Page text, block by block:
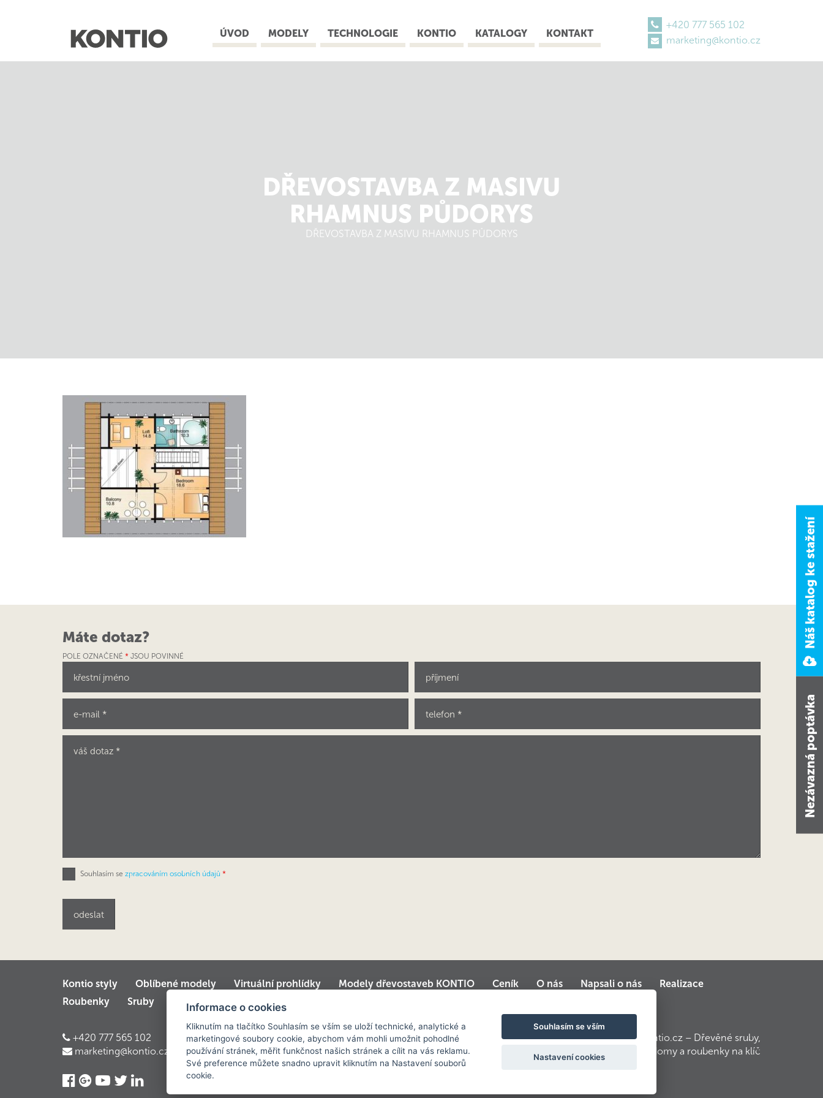
ÚVOD MODELY TECHNOLOGIE KONTIO KATALOGY KONTAKT
+420 777 565 102
marketing@kontio.cz
DŘEVOSTAVBA Z MASIVU
RHAMNUS PŮDORYS
DŘEVOSTAVBA Z MASIVU RHAMNUS PŮDORYS
Nezávazná poptávka
Náš katalog ke stažení
Máte dotaz?
POLE OZNAČENÉ * JSOU POVINNÉ
Souhlasím se zpracováním osobních údajů *
Kontio styly Oblíbené modely Virtuální prohlídky Modely dřevostaveb KONTIO Ceník O nás Napsali o nás
Realizace
Roubenky
Sruby Velké luxusní srubové domy
+420 777 565 102
marketing@kontio.cz
© 2010 – 2017 Kontio.cz – Dřevěné sruby,
srubové domy a roubenky na klíč
Informace o cookies
Kliknutím na tlačítko Souhlasím se vším se uloží technické, analytické a
marketingové soubory cookie, abychom vám mohli umožnit pohodlné
používání stránek, měřit funkčnost našich stránek a cílit na vás reklamu.
Své preference můžete snadno upravit kliknutím na Nastavení souborů
cookie.
Souhlasím se vším
Nastavení cookies